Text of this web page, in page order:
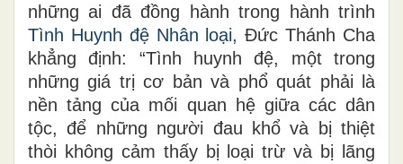
những ai đã đồng hành trong hành trình
Tình Huynh đệ Nhân loại, Đức Thánh Cha
khẳng định: “Tình huynh đệ, một trong
những giá trị cơ bản và phổ quát phải là
nền tảng của mối quan hệ giữa các dân
tộc, để những người đau khổ và bị thiệt
thòi không cảm thấy bị loại trừ và bị lãng